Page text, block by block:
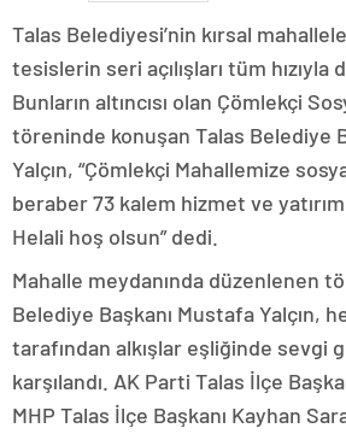
Talas Belediyesi’nin kırsal
tesislerin seri açılışları tüm hızıyla
Bunların altıncısı olan Çömlekçi
töreninde konuşan Talas Belediye
Yalçın, “Çömlekçi Mahallemize
beraber 73 kalem hizmet ve
Helali hoş olsun” dedi.
Mahalle meydanında düzenlenen
Belediye Başkanı Mustafa Yalçın,
tarafından alkışlar eşliğinde sevgi
karşılandı. AK Parti Talas İlçe
MHP Talas İlçe Başkanı Kayhan